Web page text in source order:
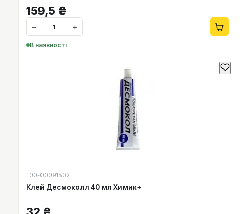
159,5 ₴
− +
В наявності
00-00091502
Клей Десмоколл 40 мл Химик+